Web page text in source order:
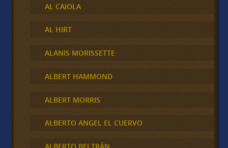
AL CAIOLA
AL HIRT
ALANIS MORISSETTE
ALBERT HAMMOND
ALBERT MORRIS
ALBERTO ANGEL EL CUERVO